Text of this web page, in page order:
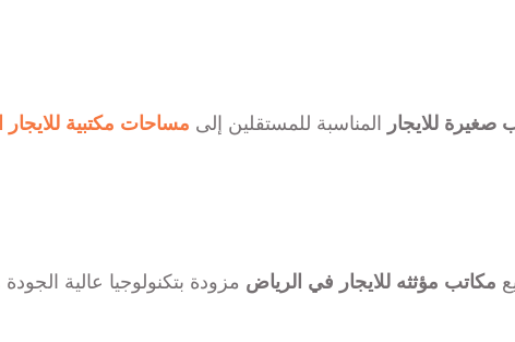
صغيرة للايجار المناسبة للمستقلين إلى مساحات مكتبية للايجار
مكاتب مؤثثه للايجار في الرياض مزودة بتكنولوجيا عالية